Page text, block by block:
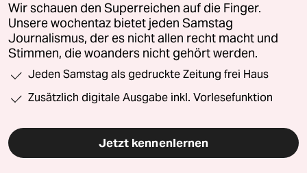
Wir schauen den Superreichen auf die Finger.
Unsere wochentaz bietet jeden Samstag
Journalismus, der es nicht allen recht macht und
Stimmen, die woanders nicht gehört werden.
Jeden Samstag als gedruckte Zeitung frei Haus
Zusätzlich digitale Ausgabe inkl. Vorlesefunktion
Jetzt kennenlernen